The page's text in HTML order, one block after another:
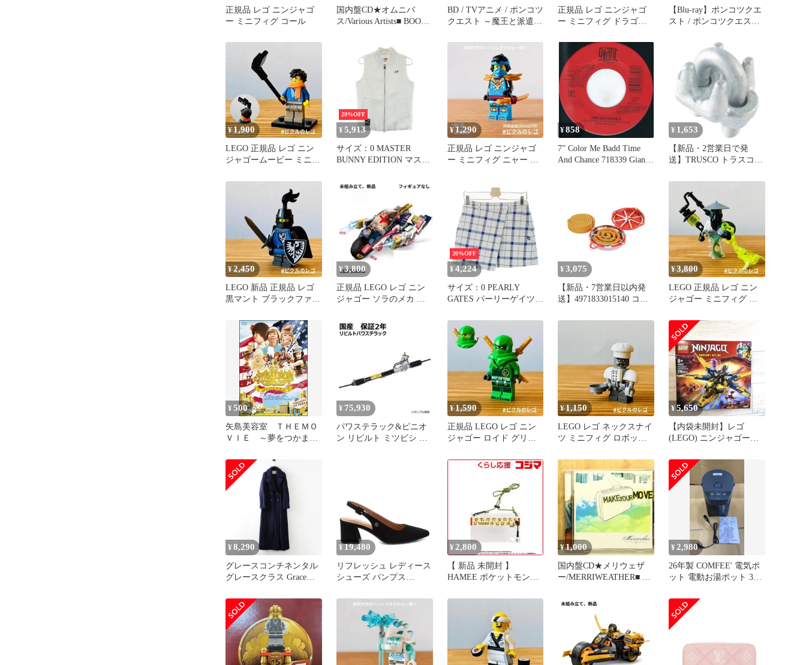
正規品 レゴ ニンジャゴ
ー ミニフィグ コール
国内盤CD★オムニバ
ス/Various Artists■ BOOM
01】Y72846
BD / TVアニメ / ポンコツ
クエスト ～魔王と派遣の
正規品 レゴ ニンジャゴ
ー ミニフィグ ドラゴニ
【Blu-ray】ポンコツクエ
スト / ポンコツクエス
ち〜(6)(Blu-ray Disc)
(VPXV-71833)
¥1,900
LEGO 正規品 レゴ ニン
ジャゴームービー ミニフ
20%OFF
¥ 5,913
サイズ：0 MASTER
BUNNY EDITION マスタ
ップベスト ホワイト系
ェア レディース ストス
¥1,290
正規品 レゴ ニンジャゴ
ー ミニフィグ ニャー 金
¥858
7” Color Me Badd Time
And Chance 718339 Giant
¥ 1,653
【新品・2営業日で発
送】TRUSCO トラスコ中
ワイヤクリップ 6mm メ
ッキ4971833
¥2,450
LEGO 新品 正規品 レゴ
黒マント ブラックファル
¥3,800
正規品 LEGO レゴ ニン
ジャゴー ソラのメカ の
20%OFF
¥ 4,224
サイズ：0 PEARLY
GATES パーリーゲイツ
ック柄 ブルー系
[240101718337] ゴルフウ
ェア レディース ストス
¥ 3,075
【新品・7営業日以内発
送】4971833015140 コダ
セット ケモノ10マキセッ
会 パワー森林香 kodama
富士錦 お試しエントリー
モデル【沖縄離島販売不
¥3,800
LEGO 正規品 レゴ ニン
ジャゴー ミニフィグ ヤ
¥500
矢島美容室 ＴＨＥＭＯ
ＶＩＥ ～夢をつかまネ
¥ 75,930
パワステラック&ピニオ
ン リビルト ミツビシ フ
¥1,590
正規品 LEGO レゴ ニン
ジャゴー ロイド グリー
器 剣
¥1,150
LEGO レゴ ネックスナイ
ツ ミニフィグ ロボット
¥5,650
【内袋未開封】レゴ
(LEGO) ニンジャゴー
¥8,290
グレースコンチネンタル
グレースクラス Grace
トン ダブルロングコート
36 ネイビー ┃秋冬
【2400014718331】
¥19,480
リフレッシュ レディース
シューズ パンプス
Toe Pumps Refresh 171833
Black ブラック
¥ 2,800
【 新品 未開封 】
HAMEE ポケットモンス
リアサコッシュ ピカチュ
ウ 681-971833 未使用 送
¥1,000
国内盤CD★メリウェザ
ー/MERRIWEATHER■ メ
【FABC10/4935228051090
¥2,980
26年製 COMFEE' 電気ポ
ット 電動お湯ポット 3L
-530891 6936718339870